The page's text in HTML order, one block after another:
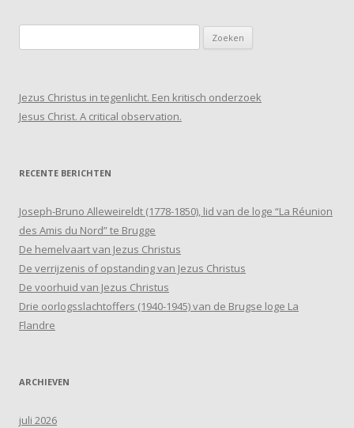
naar:
Jezus Christus in tegenlicht. Een kritisch onderzoek
Jesus Christ. A critical observation.
RECENTE BERICHTEN
Joseph-Bruno Alleweireldt (1778-1850), lid van de loge “La Réunion
des Amis du Nord” te Brugge
De hemelvaart van Jezus Christus
De verrijzenis of opstanding van Jezus Christus
De voorhuid van Jezus Christus
Drie oorlogsslachtoffers (1940-1945) van de Brugse loge La
Flandre
ARCHIEVEN
juli 2026